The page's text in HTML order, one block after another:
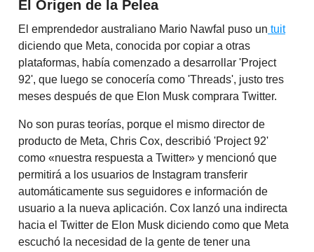
El Origen de la Pelea
El emprendedor australiano Mario Nawfal puso un tuit
diciendo que Meta, conocida por copiar a otras
plataformas, había comenzado a desarrollar 'Project
92', que luego se conocería como 'Threads', justo tres
meses después de que Elon Musk comprara Twitter.
No son puras teorías, porque el mismo director de
producto de Meta, Chris Cox, describió 'Project 92'
como «nuestra respuesta a Twitter» y mencionó que
permitirá a los usuarios de Instagram transferir
automáticamente sus seguidores e información de
usuario a la nueva aplicación. Cox lanzó una indirecta
hacia el Twitter de Elon Musk diciendo como que Meta
escuchó la necesidad de la gente de tener una